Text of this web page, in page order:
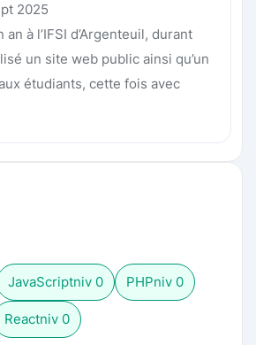
2025
an à l’IFSI d’Argenteuil, durant
un site web public ainsi qu’un
étudiants, cette fois avec
JavaScriptniv 0 PHPniv 0
Reactniv 0